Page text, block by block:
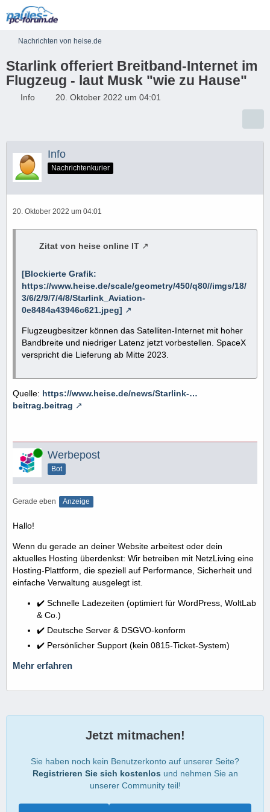
Nachrichten von heise.de
Starlink offeriert Breitband-Internet im
Flugzeug - laut Musk "wie zu Hause"
Info 20. Oktober 2022 um 04:01
Info
Nachrichtenkurier
20. Oktober 2022 um 04:01
Zitat von heise online IT
[Blockierte Grafik:
https://www.heise.de/scale/geometry/450/q80//imgs/18/
3/6/2/9/7/4/8/Starlink_Aviation-
0e8484a43946c621.jpeg]
Flugzeugbesitzer können das Satelliten-Internet mit hoher
Bandbreite und niedriger Latenz jetzt vorbestellen. SpaceX
verspricht die Lieferung ab Mitte 2023.
Quelle: https://www.heise.de/news/Starlink-…
beitrag.beitrag
Online Werbepost
Bot
Gerade eben Anzeige
Hallo!
Wenn du gerade an deiner Website arbeitest oder dein
aktuelles Hosting überdenkst: Wir betreiben mit NetzLiving eine
Hosting-Plattform, die speziell auf Performance, Sicherheit und
einfache Verwaltung ausgelegt ist.
✔️ Schnelle Ladezeiten (optimiert für WordPress, WoltLab
& Co.)
✔️ Deutsche Server & DSGVO-konform
✔️ Persönlicher Support (kein 0815-Ticket-System)
Mehr erfahren
Jetzt mitmachen!
Sie haben noch kein Benutzerkonto auf unserer Seite?
Registrieren Sie sich kostenlos und nehmen Sie an
unserer Community teil!